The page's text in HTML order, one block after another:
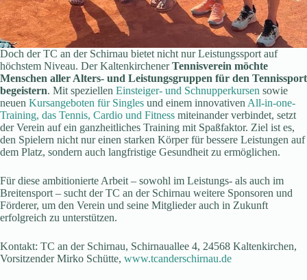
Doch der TC an der Schirnau bietet nicht nur Leistungssport auf
höchstem Niveau. Der KaltenkirchenerTennisverein möchte
Menschen aller Alters- und Leistungsgruppen für den Tennissport
begeistern. Mit speziellen Einsteiger- und Schnupperkursen sowie
neuen Kursangeboten für Singles und einem innovativen All-in-one-
Training, das Tennis, Cardio und Fitness miteinander verbindet, setzt
der Verein auf ein ganzheitliches Training mit Spaßfaktor. Ziel ist es,
den Spielern nicht nur einen starken Körper für bessere Leistungen auf
dem Platz, sondern auch langfristige Gesundheit zu ermöglichen.
Für diese ambitionierte Arbeit – sowohl im Leistungs- als auch im
Breitensport – sucht der TC an der Schirnau weitere Sponsoren und
Förderer, um den Verein und seine Mitglieder auch in Zukunft
erfolgreich zu unterstützen.
Kontakt: TC an der Schirnau, Schirnauallee 4, 24568 Kaltenkirchen,
Vorsitzender Mirko Schütte, www.tcanderschirnau.de